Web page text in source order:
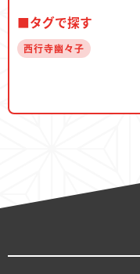
■タグで探す
西行寺幽々子